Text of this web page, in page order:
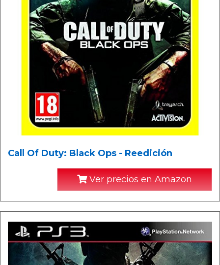
Call Of Duty: Black Ops - Reedición
Ver precios en Amazon